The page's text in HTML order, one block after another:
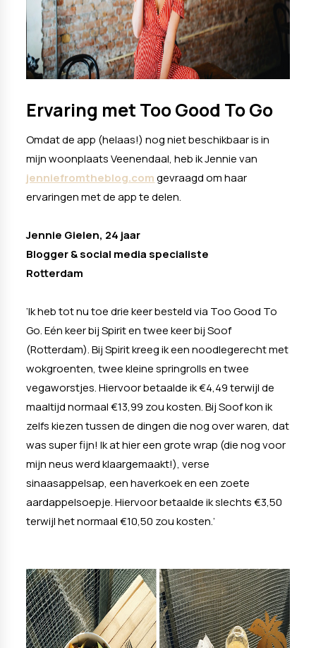
Ervaring met Too Good To Go
Omdat de app (helaas!) nog niet beschikbaar is in
mijn woonplaats Veenendaal, heb ik Jennie van
jenniefromtheblog.comgevraagd om haar
ervaringen met de app te delen.
Jennie Gielen, 24 jaar
Blogger & social media specialiste
Rotterdam
‘Ik heb tot nu toe drie keer besteld via Too Good To
Go. Eén keer bij Spirit en twee keer bij Soof
(Rotterdam). Bij Spirit kreeg ik een noodlegerecht met
wokgroenten, twee kleine springrolls en twee
vegaworstjes. Hiervoor betaalde ik €4,49 terwijl de
maaltijd normaal €13,99 zou kosten. Bij Soof kon ik
zelfs kiezen tussen de dingen die nog over waren, dat
was super fijn! Ik at hier een grote wrap (die nog voor
mijn neus werd klaargemaakt!), verse
sinaasappelsap, een haverkoek en een zoete
aardappelsoepje. Hiervoor betaalde ik slechts €3,50
terwijl het normaal €10,50 zou kosten.’